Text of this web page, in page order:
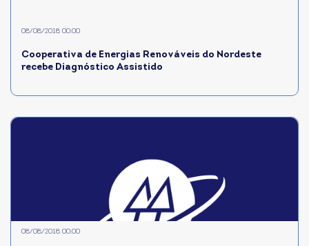
Cooperativa de Energias Renováveis do Nordeste
recebe Diagnóstico Assistido
08/08/2018 00:00
08/08/2018 00:00